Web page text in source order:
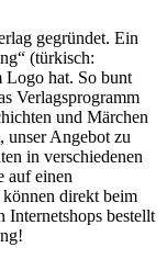
gegründet. Ein
(türkisch:
Logo hat. So bunt
Verlagsprogramm
und Märchen
unser Angebot zu
in verschiedenen
auf einen
direkt beim
bestellt